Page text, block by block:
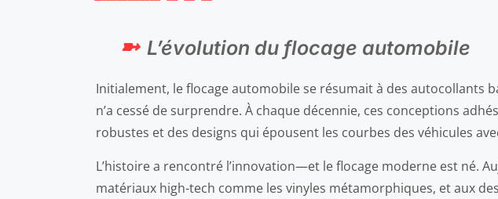
L’évolution du flocage automobile
Initialement, le flocage automobile se résumait à des autocollants
n’a cessé de surprendre. À chaque décennie, ces conceptions
robustes et des designs qui épousent les courbes des véhicules
L’histoire a rencontré l’innovation—et le flocage moderne est né.
matériaux high-tech comme les vinyles métamorphiques, et aux